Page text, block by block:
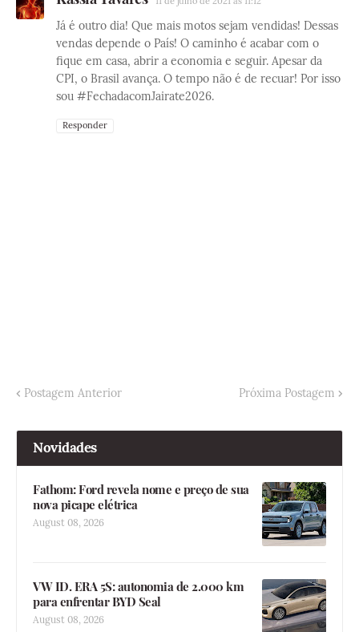
Já é outro dia! Que mais motos sejam vendidas! Dessas
vendas depende o País! O caminho é acabar com o
fique em casa, abrir a economia e seguir. Apesar da
CPI, o Brasil avança. O tempo não é de recuar! Por isso
sou #FechadacomJairate2026.
Responder
Postagem Anterior Próxima Postagem
Novidades
Fathom: Ford revela nome e preço de sua
nova picape elétrica
August 08, 2026
VW ID. ERA 5S: autonomia de 2.000 km
para enfrentar BYD Seal
August 08, 2026